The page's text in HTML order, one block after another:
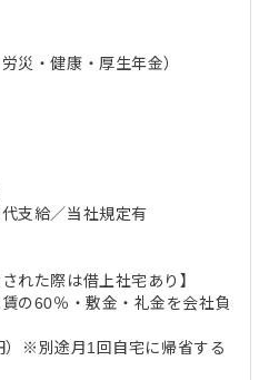
災・健康・厚生年金）
支給／当社規定有
れた際は借上社宅あり】
の60％・敷金・礼金を会社負
※別途月1回自宅に帰省する